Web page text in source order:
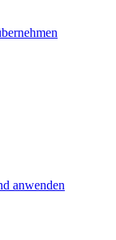
anwenden